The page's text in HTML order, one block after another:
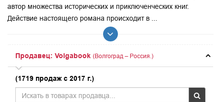
автор множества исторических и приключенческих книг.
Действие настоящего романа происходит в ...
Продавец: Volgabook (Волгоград – Россия.)
(1719 продаж с 2017 г.)